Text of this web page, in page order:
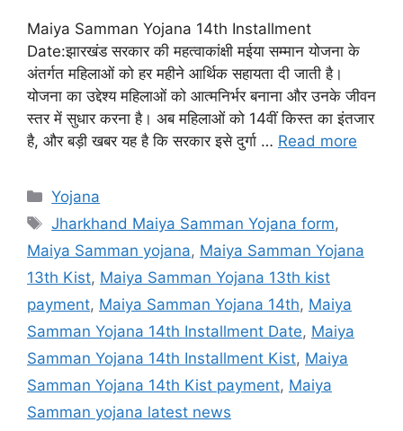
Maiya Samman Yojana 14th Installment
Date:झारखंड सरकार की महत्वाकांक्षी मईया सम्मान योजना के
अंतर्गत महिलाओं को हर महीने आर्थिक सहायता दी जाती है।
योजना का उद्देश्य महिलाओं को आत्मनिर्भर बनाना और उनके जीवन
स्तर में सुधार करना है। अब महिलाओं को 14वीं किस्त का इंतजार
है, और बड़ी खबर यह है कि सरकार इसे दुर्गा … Read more
Categories
Yojana
Tags
Jharkhand Maiya Samman Yojana form,
Maiya Samman yojana, Maiya Samman Yojana
13th Kist, Maiya Samman Yojana 13th kist
payment, Maiya Samman Yojana 14th, Maiya
Samman Yojana 14th Installment Date, Maiya
Samman Yojana 14th Installment Kist, Maiya
Samman Yojana 14th Kist payment, Maiya
Samman yojana latest news